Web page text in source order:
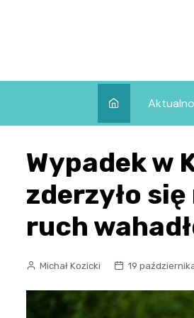
Wypadek w
zderzyło się
ruch
Michał Kozicki 19